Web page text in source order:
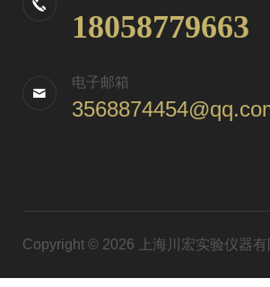
18058779663
电子邮箱
Copyright © 2026 上海川宏实验仪器